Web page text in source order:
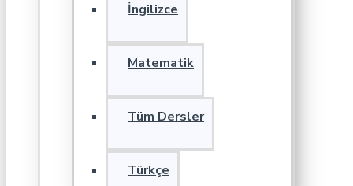
İngilizce
Matematik
Tüm Dersler
Türkçe